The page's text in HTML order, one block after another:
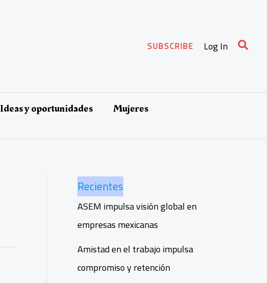
SUBSCRIBE Log In
Ideas y oportunidades
Mujeres
Recientes
ASEM impulsa visión global en
empresas mexicanas
Amistad en el trabajo impulsa
compromiso y retención